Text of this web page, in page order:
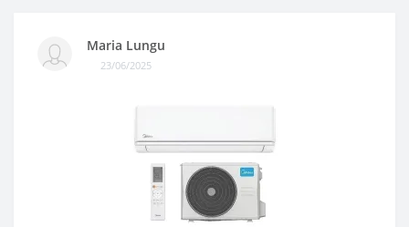
Maria Lungu
23/06/2025